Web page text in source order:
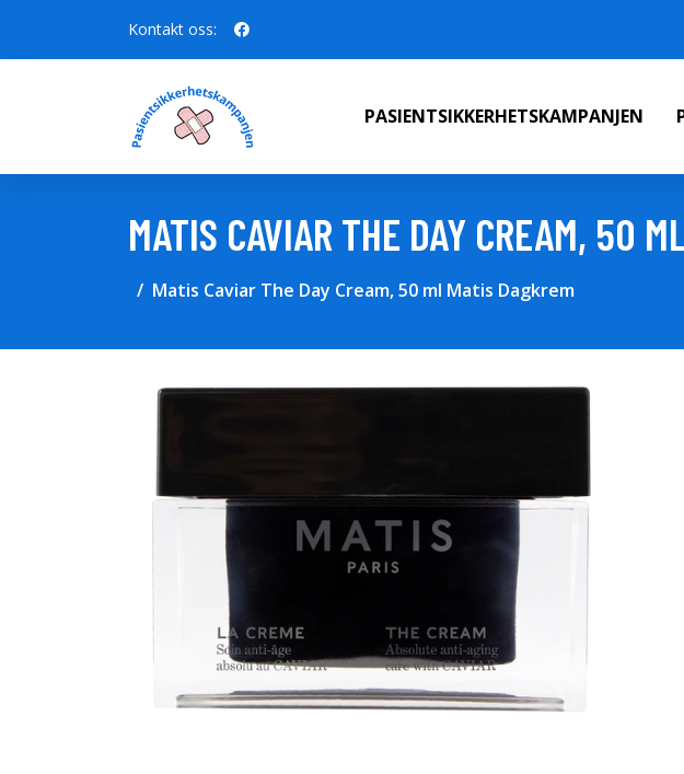
Kontakt oss:
PASIENTSIKKERHETSKAMPANJEN
MATIS CAVIAR THE DAY CREAM, 50
Matis Caviar The Day Cream, 50 ml Matis Dagkrem